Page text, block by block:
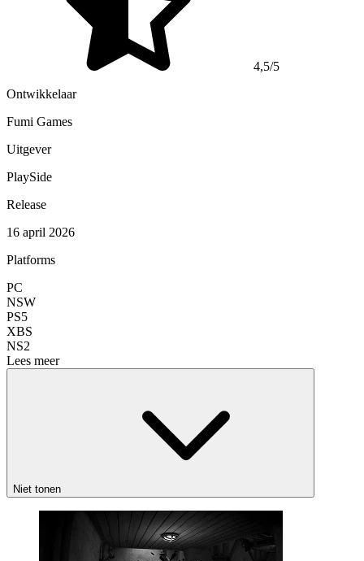
4,5/5
Ontwikkelaar
Fumi Games
Uitgever
PlaySide
Release
16 april 2026
Platforms
PC
NSW
PS5
XBS
NS2
Lees meer
Niet tonen